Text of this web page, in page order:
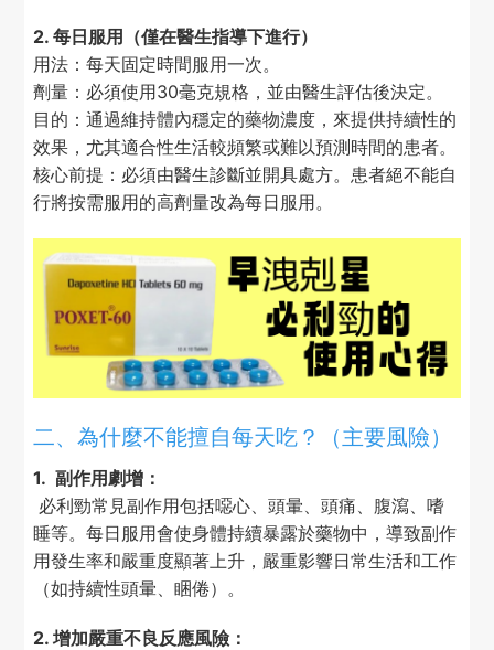
2. 每日服用（僅在醫生指導下進行）
用法：每天固定時間服用一次。
劑量：必須使用30毫克規格，並由醫生評估後決定。
目的：通過維持體內穩定的藥物濃度，來提供持續性的
效果，尤其適合性生活較頻繁或難以預測時間的患者。
核心前提：必須由醫生診斷並開具處方。患者絕不能自
行將按需服用的高劑量改為每日服用。
二、為什麼不能擅自每天吃？（主要風險）
1. 副作用劇增：
必利勁常見副作用包括噁心、頭暈、頭痛、腹瀉、嗜
睡等。每日服用會使身體持續暴露於藥物中，導致副作
用發生率和嚴重度顯著上升，嚴重影響日常生活和工作
（如持續性頭暈、睏倦）。
2. 增加嚴重不良反應風險：